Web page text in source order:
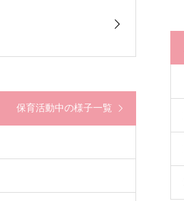
保育活動中の様子一覧